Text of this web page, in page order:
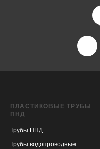
ПЛАСТИКОВЫЕ ТРУБЫ
ПНД
Трубы ПНД
Трубы водопроводные